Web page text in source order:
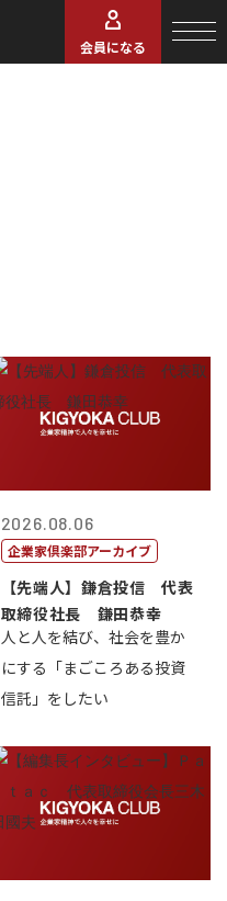
会員になる
2026.08.06
企業家倶楽部アーカイブ
【先端人】鎌倉投信 代表
取締役社長 鎌田恭幸
人と人を結び、社会を豊か
にする「まごころある投資
信託」をしたい